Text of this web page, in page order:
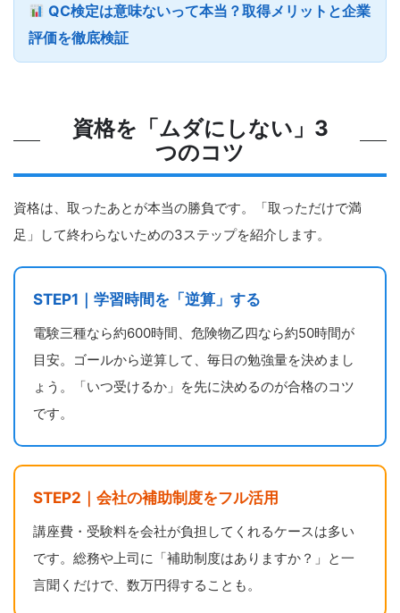
QC検定は意味ないって本当？取得メリットと企業
評価を徹底検証
資格を「ムダにしない」3
つのコツ
資格は、取ったあとが本当の勝負です。「取っただけで満
足」して終わらないための3ステップを紹介します。
STEP1｜学習時間を「逆算」する
電験三種なら約600時間、危険物乙四なら約50時間が
目安。ゴールから逆算して、毎日の勉強量を決めまし
ょう。「いつ受けるか」を先に決めるのが合格のコツ
です。
STEP2｜会社の補助制度をフル活用
講座費・受験料を会社が負担してくれるケースは多い
です。総務や上司に「補助制度はありますか？」と一
言聞くだけで、数万円得することも。